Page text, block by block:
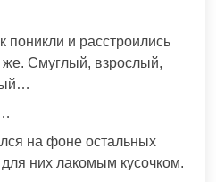
поникли и расстроились
же. Смуглый, взрослый,
на фоне остальных
для них лакомым кусочком.